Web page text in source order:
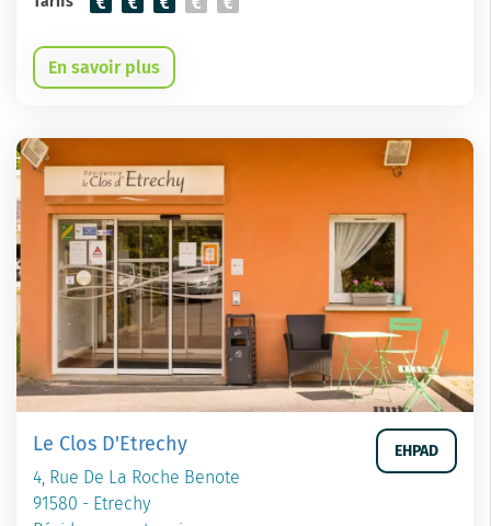
En savoir plus
Le Clos D'Etrechy
4, Rue De La Roche Benote
91580 - Etrechy
EHPAD